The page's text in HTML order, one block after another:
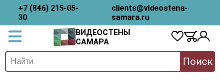
+7 (846) 215-05-
30
clients@videostena-
samara.ru
ВИДЕОСТЕНЫ
САМАРА
Поиск